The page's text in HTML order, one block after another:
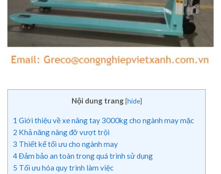
Nội dung trang [hide]
1 Giới thiệu về xe nâng tay 3000kg cho ngành may mặc
2 Khả năng nâng đỡ vượt trội
3 Thiết kế tối ưu cho ngành may
4Đảm bảo an toàn trong quá trình sử dụng
5 Tối ưu hóa quy trình làm việc